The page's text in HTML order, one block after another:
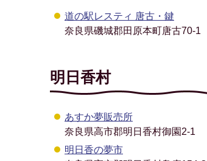
道の駅レスティ 唐古・鍵
奈良県磯城郡田原本町唐古70-1
明日香村
あすか夢販売所
奈良県高市郡明日香村御園2-1
明日香の夢市